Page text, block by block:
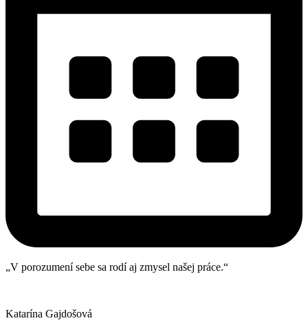
„V porozumení sebe sa rodí aj zmysel našej práce.“
Katarína Gajdošová